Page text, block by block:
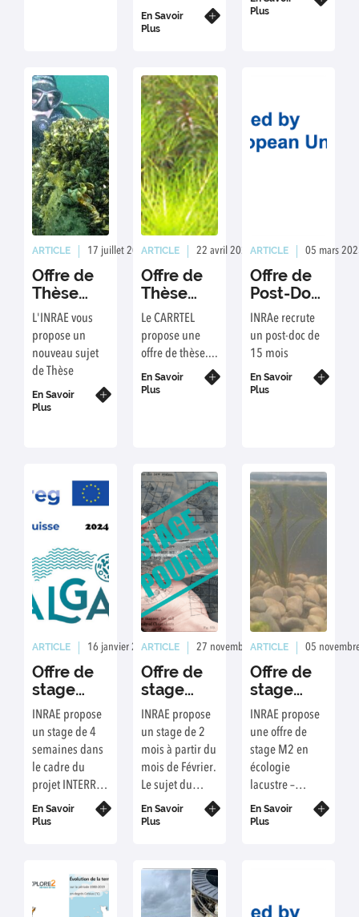
En Savoir
Plus
Plus
ARTICLE 17 juillet 2025 Rédaction : ED/SJ
Offre de
Thèse
2025 - 2
L'INRAE vous
propose un
nouveau sujet
de Thèse
En Savoir
Plus
ARTICLE 22 avril 2025 Rédaction : ED/GC
Offre de
Thèse
2025
Le CARRTEL
propose une
offre de thèse....
En Savoir
Plus
ARTICLE 05 mars
Offre de
Post-Doc
2025
INRAe recrute
un post-doc de
15 mois
En Savoir
Plus
ARTICLE 16 janvier 2025 Rédaction : ED
Offre de
stage
INRAE
2025
INRAE propose
un stage de 4
semaines dans
le cadre du
projet INTERREG
ALGA
En Savoir
Plus
ARTICLE 27 novembre 2024 Rédaction : ED
Offre de
stage
INRAE
2025
INRAE propose
un stage de 2
mois à partir du
mois de Février.
Le sujet du
stage est
l'Etude des
chez l’omble
chevalier
(Salvelinus
En Savoir
Plus
ARTICLE 05
Offre de
stage
INRAE
INRAE propose
une offre de
stage M2 en
écologie
lacustre –
écologie
chimique
En Savoir
Plus